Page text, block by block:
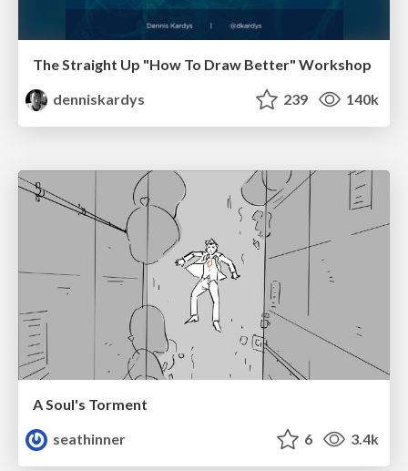
The Straight Up "How To Draw Better" Workshop
denniskardys
239 140k
A Soul's Torment
seathinner
6 3.4k